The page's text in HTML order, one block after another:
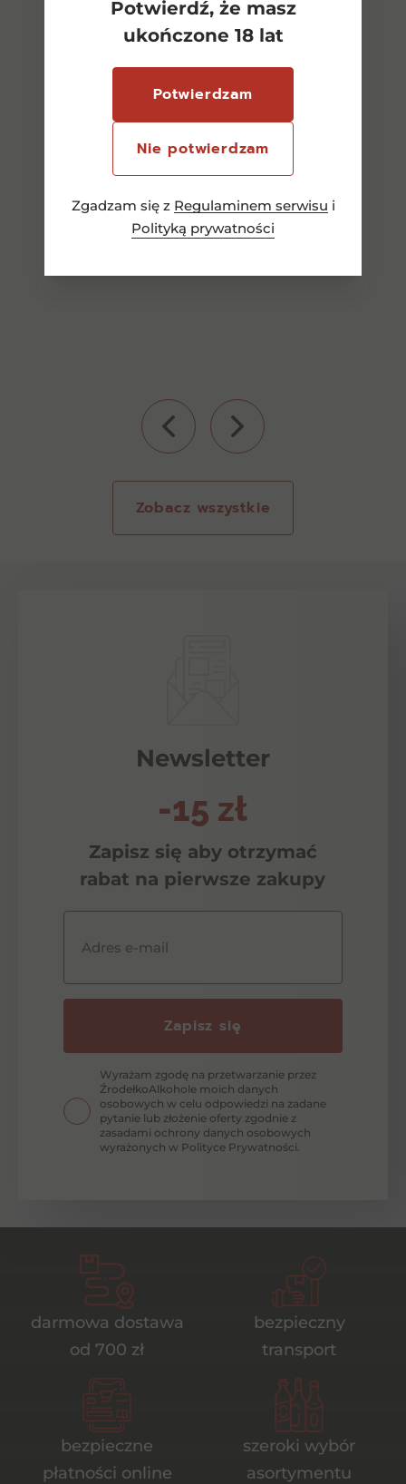
Potwierdź, że masz
ukończone 18 lat
Potwierdzam
Nie potwierdzam
Zgadzam się z Regulaminem serwisu i
Polityką prywatności
Absolut Blue 0,7l 40%
62,00zł
Dowiedz się więcej
Zobacz wszystkie
Newsletter
-15 zł
Zapisz się aby otrzymać
rabat na pierwsze zakupy
Adres e-mail
Zapisz się
Wyrażam zgodę na przetwarzanie przez
ŹrodełkoAlkohole moich danych
osobowych w celu odpowiedzi na zadane
pytanie lub złożenie oferty zgodnie z
zasadami ochrony danych osobowych
wyrażonych w Polityce Prywatności.
darmowa dostawa
od 700 zł
bezpieczny
transport
bezpieczne
płatności online
szeroki wybór
asortymentu